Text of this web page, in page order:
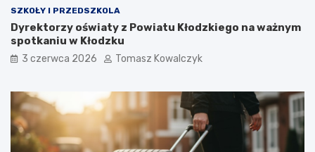
SZKOŁY I PRZEDSZKOLA
Dyrektorzy oświaty z Powiatu Kłodzkiego na ważnym
spotkaniu w Kłodzku
3 czerwca 2026 Tomasz Kowalczyk